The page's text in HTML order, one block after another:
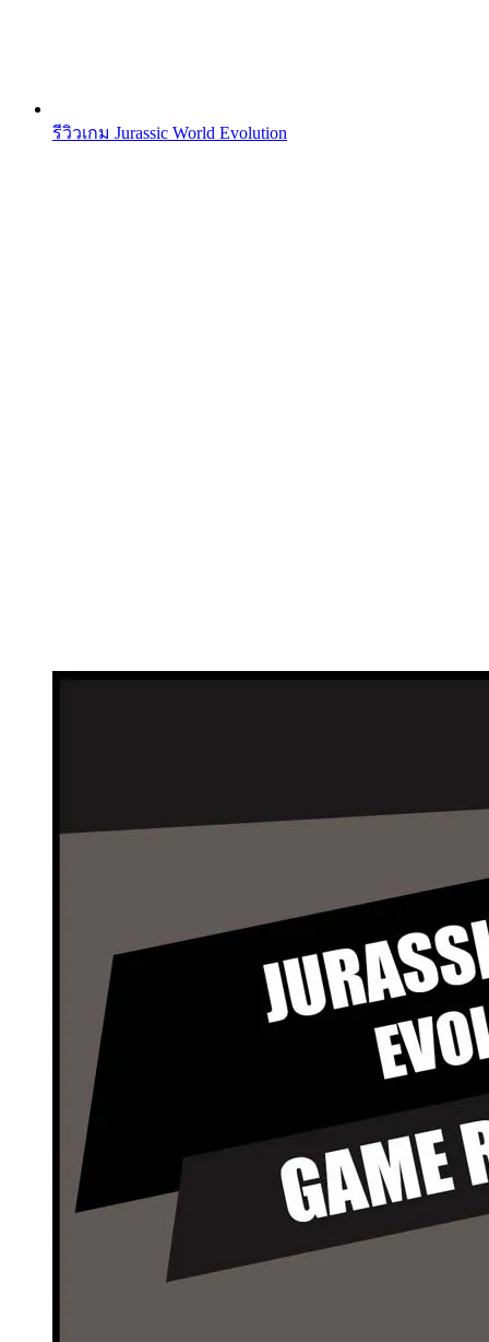
รีวิวเกม Jurassic World Evolution